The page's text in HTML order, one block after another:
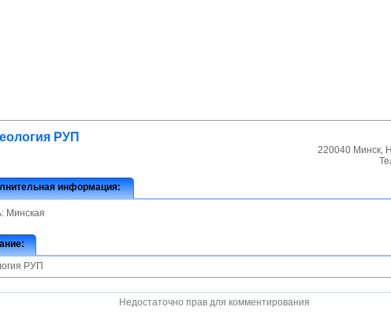
РУП
220040 Минск,
информация:
Минская
РУП
Недостаточно прав для комментирования